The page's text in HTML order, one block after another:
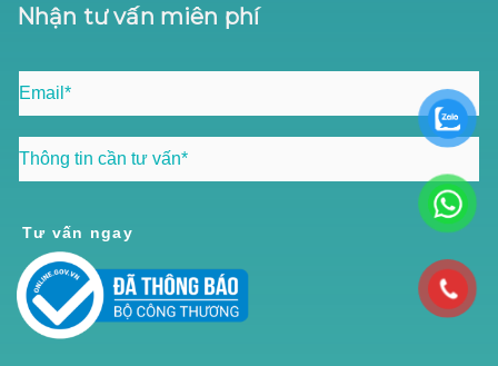
Nhận tư vấn miên phí
Tư vấn ngay